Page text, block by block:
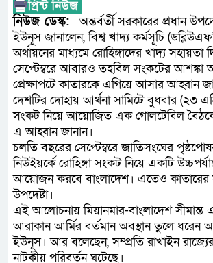
নিরপেক্ষ ও
নিউজ ডেস্ক: অন্তর্বর্তী সরকারের প্রধান
ইউনূস জানালেন, বিশ্ব খাদ্য কর্মসূচি
অর্থায়নের মাধ্যমে রোহিঙ্গাদের খাদ্য
সেপ্টেম্বরে আবারও তহবিল সংকটের
প্রেক্ষাপটে কাতারকে এগিয়ে আসার আহ্বান
দেশটির দোহায় আর্থনা সামিটে বুধবার (২৩
সংকট নিয়ে আয়োজিত এক গোলটেবিল
এ আহ্বান জানান।
চলতি বছরের সেপ্টেম্বরে জাতিসংঘের
নিউইয়র্কে রোহিঙ্গা সংকট নিয়ে একটি
আয়োজন করবে বাংলাদেশ। এতেও কাতারের
উপদেষ্টা।
এই আলোচনায় মিয়ানমার-বাংলাদেশ সীমান্ত
আরাকান আর্মির বর্তমান অবস্থান তুলে ধরেন
ইউনূস। আর বলেছেন, সম্প্রতি রাখাইন রাজ্যের
নাটকীয় পরিবর্তন ঘটেছে।